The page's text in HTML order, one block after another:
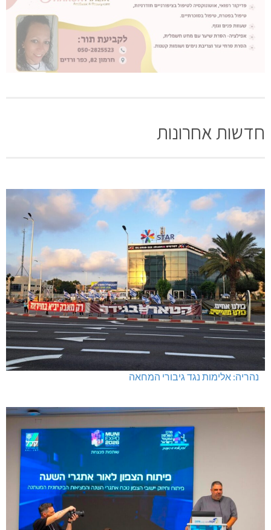
חדשות אחרונות
נהריה: אלימות נגד גיבורי המחאה